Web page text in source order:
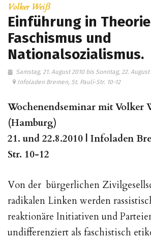
Volker Weiß
Einführung in
Faschismus und
Nationalsozialismus.
Samstag, 21. August 2010 bis Sonntag, 22. August
Infoladen Bremen, St. Pauli-Str. 10-12
Wochenendseminar mit Volker
(Hamburg)
21. und 22.8.2010 | Infoladen
Str. 10-12
Von der bürgerlichen
radikalen Linken werden
reaktionäre Initiativen und
undifferenziert als faschistisch